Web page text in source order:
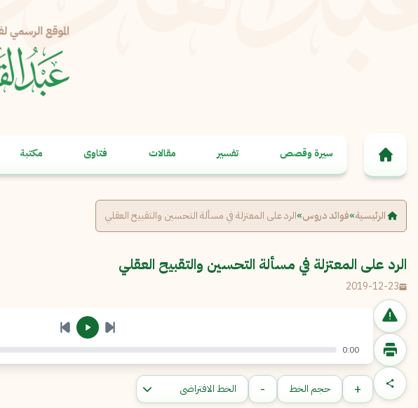
سيرة وقصص تفسير مقالات فتاوى مكتبة
الرئيسية»فوائد دروس»الرد على المعتزلة في مسألة التحسين والتقبيح العقلي
الرد على المعتزلة في مسألة التحسين والتقبيح العقلي
2019-12-23
البريد الإلكتروني*
إرسال
0:00
+ حجم الخط -